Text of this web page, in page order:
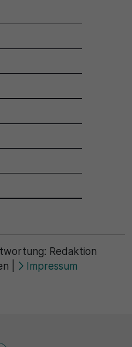
Redaktion
Impressum